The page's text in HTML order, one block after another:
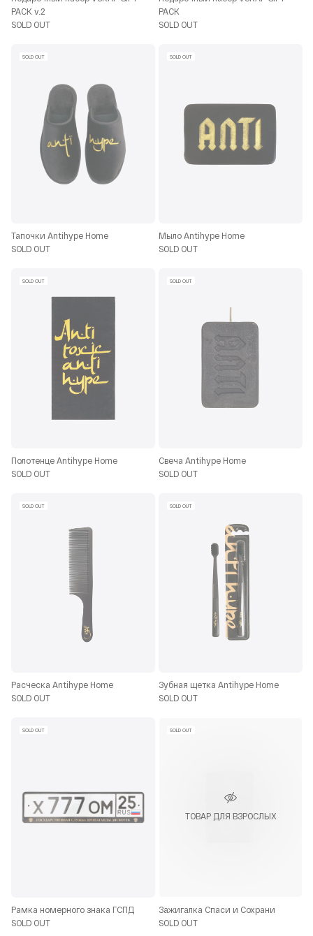
PACK v.2
SOLD OUT
PACK
SOLD OUT
SOLD OUT
Тапочки Antihype Home
SOLD OUT
SOLD OUT
Мыло Antihype Home
SOLD OUT
SOLD OUT
Полотенце Antihype Home
SOLD OUT
SOLD OUT
Свеча Antihype Home
SOLD OUT
SOLD OUT
Расческа Antihype Home
SOLD OUT
SOLD OUT
Зубная щетка Antihype Home
SOLD OUT
SOLD OUT
Рамка номерного знака ГСПД
SOLD OUT
SOLD OUT
ТОВАР ДЛЯ ВЗРОСЛЫХ
Зажигалка Спаси и Сохрани
SOLD OUT